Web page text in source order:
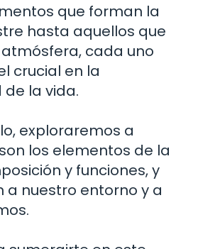
que forman la
hasta aquellos que
cada uno
crucial en la
la vida.
exploraremos a
los elementos de la
y funciones, y
nuestro entorno y a